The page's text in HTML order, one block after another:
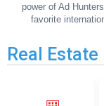
power of Ad
favorite
Real Estate